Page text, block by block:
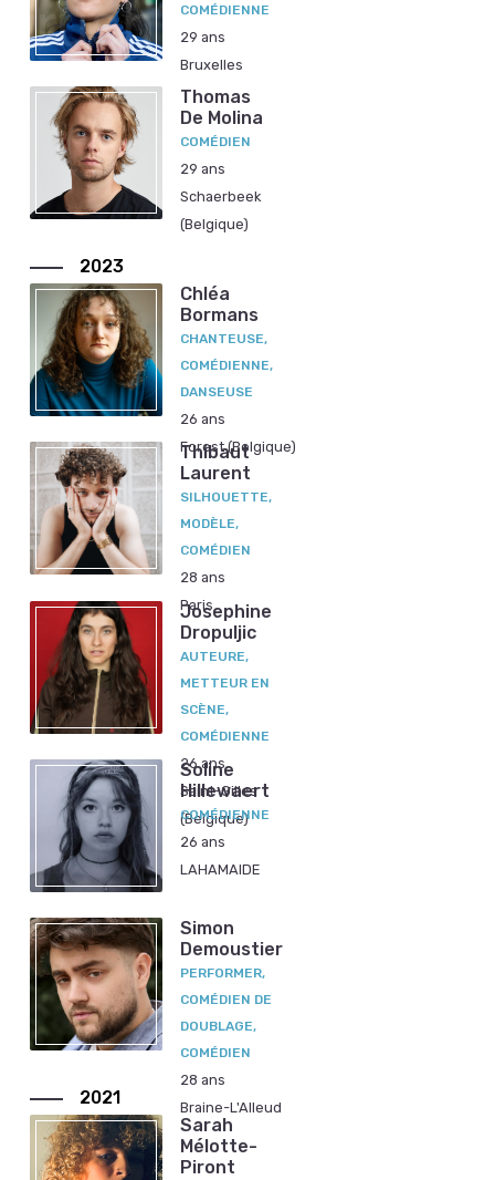
COMÉDIENNE
29 ans
Bruxelles
Thomas
De Molina
COMÉDIEN
29 ans
Schaerbeek
(Belgique)
2023
Chléa
Bormans
CHANTEUSE,
COMÉDIENNE,
DANSEUSE
26 ans
Forest (Belgique)
Thibaut
Laurent
SILHOUETTE,
MODÈLE,
COMÉDIEN
28 ans
Paris
Josephine
Dropuljic
AUTEURE,
METTEUR EN
SCÈNE,
COMÉDIENNE
26 ans
Saint-Gilles
(Belgique)
Soline
Hillewaert
COMÉDIENNE
26 ans
LAHAMAIDE
Simon
Demoustier
PERFORMER,
COMÉDIEN DE
DOUBLAGE,
COMÉDIEN
28 ans
Braine-L'Alleud
2021
Sarah
Mélotte-
Piront